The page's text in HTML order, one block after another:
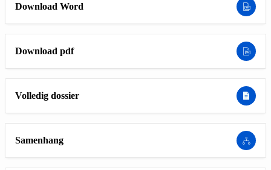
Download Word
Download pdf
Volledig dossier
Samenhang